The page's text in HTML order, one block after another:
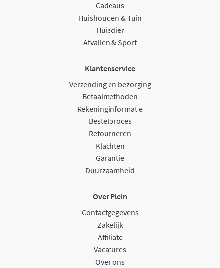
Cadeaus
Huishouden & Tuin
Huisdier
Afvallen & Sport
Klantenservice
Verzending en bezorging
Betaalmethoden
Rekeninginformatie
Bestelproces
Retourneren
Klachten
Garantie
Duurzaamheid
Over Plein
Contactgegevens
Zakelijk
Affiliate
Vacatures
Over ons